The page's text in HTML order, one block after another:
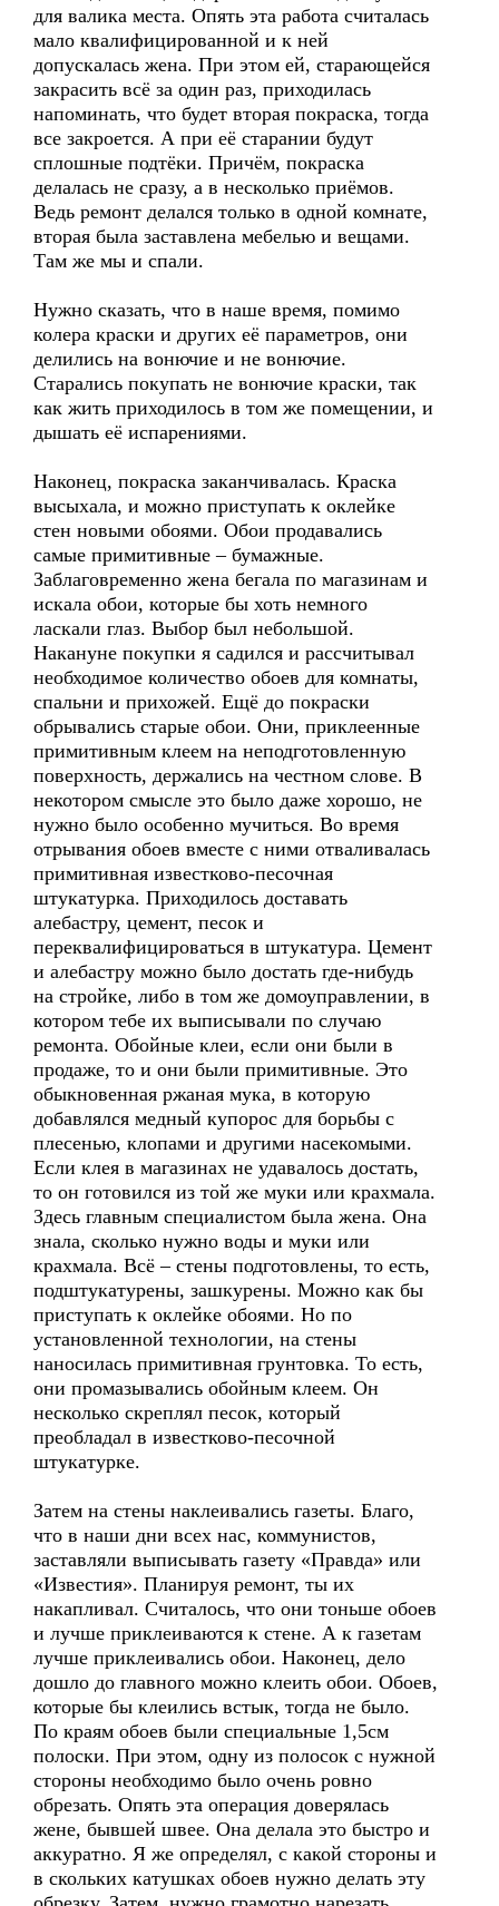
для валика места. Опять эта работа считалась
мало квалифицированной и к ней
допускалась жена. При этом ей, старающейся
закрасить всё за один раз, приходилась
напоминать, что будет вторая покраска, тогда
все закроется. А при её старании будут
сплошные подтёки. Причём, покраска
делалась не сразу, а в несколько приёмов.
Ведь ремонт делался только в одной комнате,
вторая была заставлена мебелью и вещами.
Там же мы и спали.
Нужно сказать, что в наше время, помимо
колера краски и других её параметров, они
делились на вонючие и не вонючие.
Старались покупать не вонючие краски, так
как жить приходилось в том же помещении, и
дышать её испарениями.
Наконец, покраска заканчивалась. Краска
высыхала, и можно приступать к оклейке
стен новыми обоями. Обои продавались
самые примитивные – бумажные.
Заблаговременно жена бегала по магазинам и
искала обои, которые бы хоть немного
ласкали глаз. Выбор был небольшой.
Накануне покупки я садился и рассчитывал
необходимое количество обоев для комнаты,
спальни и прихожей. Ещё до покраски
обрывались старые обои. Они, приклеенные
примитивным клеем на неподготовленную
поверхность, держались на честном слове. В
некотором смысле это было даже хорошо, не
нужно было особенно мучиться. Во время
отрывания обоев вместе с ними отваливалась
примитивная известково-песочная
штукатурка. Приходилось доставать
алебастру, цемент, песок и
переквалифицироваться в штукатура. Цемент
и алебастру можно было достать где-нибудь
на стройке, либо в том же домоуправлении, в
котором тебе их выписывали по случаю
ремонта. Обойные клеи, если они были в
продаже, то и они были примитивные. Это
обыкновенная ржаная мука, в которую
добавлялся медный купорос для борьбы с
плесенью, клопами и другими насекомыми.
Если клея в магазинах не удавалось достать,
то он готовился из той же муки или крахмала.
Здесь главным специалистом была жена. Она
знала, сколько нужно воды и муки или
крахмала. Всё – стены подготовлены, то есть,
подштукатурены, зашкурены. Можно как бы
приступать к оклейке обоями. Но по
установленной технологии, на стены
наносилась примитивная грунтовка. То есть,
они промазывались обойным клеем. Он
несколько скреплял песок, который
преобладал в известково-песочной
штукатурке.
Затем на стены наклеивались газеты. Благо,
что в наши дни всех нас, коммунистов,
заставляли выписывать газету «Правда» или
«Известия». Планируя ремонт, ты их
накапливал. Считалось, что они тоньше обоев
и лучше приклеиваются к стене. А к газетам
лучше приклеивались обои. Наконец, дело
дошло до главного можно клеить обои. Обоев,
которые бы клеились встык, тогда не было.
По краям обоев были специальные 1,5см
полоски. При этом, одну из полосок с нужной
стороны необходимо было очень ровно
обрезать. Опять эта операция доверялась
жене, бывшей швее. Она делала это быстро и
аккуратно. Я же определял, с какой стороны и
в скольких катушках обоев нужно делать эту